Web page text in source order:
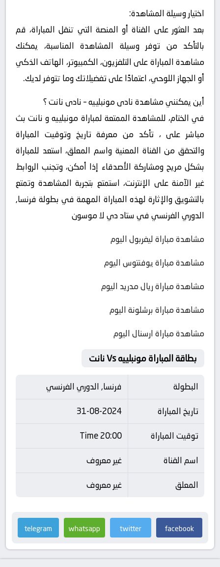
اختيار وسيلة المشاهدة:
بعد العثور على القناة أو المنصة التي تنقل المباراة، قم
بالتأكد من توفر وسيلة المشاهدة المناسبة، يمكنك
مشاهدة المباراة على التلفزيون، الكمبيوتر، الهاتف الذكي
أو الجهاز اللوحي، اعتمادًا على تفضيلاتك وما تتوفر لديك.
أين يمكنني مشاهدة ‎نادى مونبلييه – نادى نانت ؟
في الختام، للمشاهدة الممتعة لمباراة مونبلييه و نانت بث
مباشر على ، تأكد من معرفة تاريخ وتوقيت المباراة
والتحقق من القناة المعنية واسم المعلق، استعد للمباراة
بشكل مريح ومشاركة الأصدقاء إذا أمكن، وتجنب الروابط
غير الآمنة على الإنترنت، استمتع بتجربة المشاهدة وتمتع
بالتشويق والإثارة لهذه المباراة المهمة في بطولة فرنسا,
الدوري الفرنسي في ستاد دي لا موسون
مشاهدة مباراة ليفربول اليوم
مشاهدة مباراة يوفنتوس اليوم
مشاهدة مباراة ريال مدريد اليوم
مشاهدة مباراة برشلونة اليوم
مشاهدة مباراة ارسنال اليوم
بطاقة المباراة مونبلييه Vs نانت
البطولة
فرنسا, الدوري الفرنسي
تاريخ المباراة
31-08-2024
توقيت المباراة
20:00 Time
اسم القناة
غير معروف
المعلق
غير معروف
facebook
twitter
whatsapp
telegram